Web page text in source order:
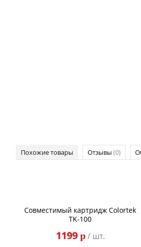
Похожие товары Отзывы (0)
Совместимый картридж Colortek
TK-100
1199 p/ шт.